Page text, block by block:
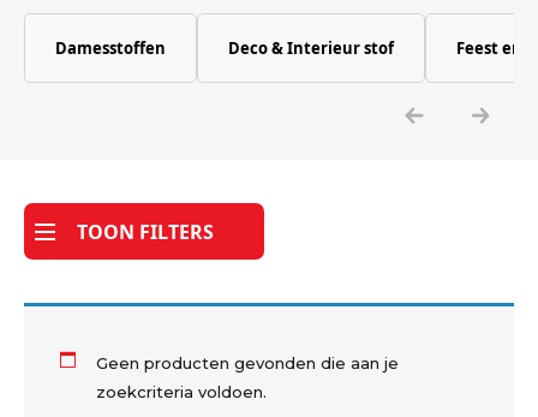
Katoen
Tijdpakker stof
Damesstoffen Deco & Interieur stof Feest en
TOON FILTERS
Geen producten gevonden die aan je
zoekcriteria voldoen.